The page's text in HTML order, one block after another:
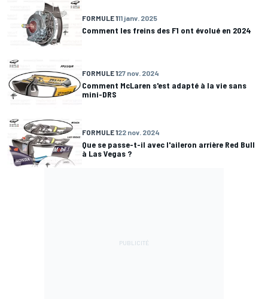
FORMULE 111 janv. 2025
Comment les freins des F1 ont évolué en 2024
FORMULE 127 nov. 2024
Comment McLaren s'est adapté à la vie sans
mini-DRS
FORMULE 122 nov. 2024
Que se passe-t-il avec l'aileron arrière Red Bull
à Las Vegas ?